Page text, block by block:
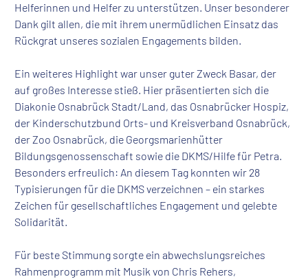
Helferinnen und Helfer zu unterstützen. Unser besonderer
Dank gilt allen, die mit ihrem unermüdlichen Einsatz das
Rückgrat unseres sozialen Engagements bilden.
Ein weiteres Highlight war unser guter Zweck Basar, der
auf großes Interesse stieß. Hier präsentierten sich die
Diakonie Osnabrück Stadt/Land, das Osnabrücker Hospiz,
der Kinderschutzbund Orts- und Kreisverband Osnabrück,
der Zoo Osnabrück, die Georgsmarienhütter
Bildungsgenossenschaft sowie die DKMS/Hilfe für Petra.
Besonders erfreulich: An diesem Tag konnten wir 28
Typisierungen für die DKMS verzeichnen – ein starkes
Zeichen für gesellschaftliches Engagement und gelebte
Solidarität.
Für beste Stimmung sorgte ein abwechslungsreiches
Rahmenprogramm mit Musik von Chris Rehers,